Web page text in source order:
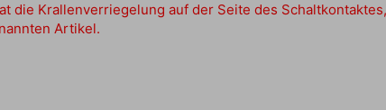
die Krallenverriegelung auf der Seite des
Artikel.